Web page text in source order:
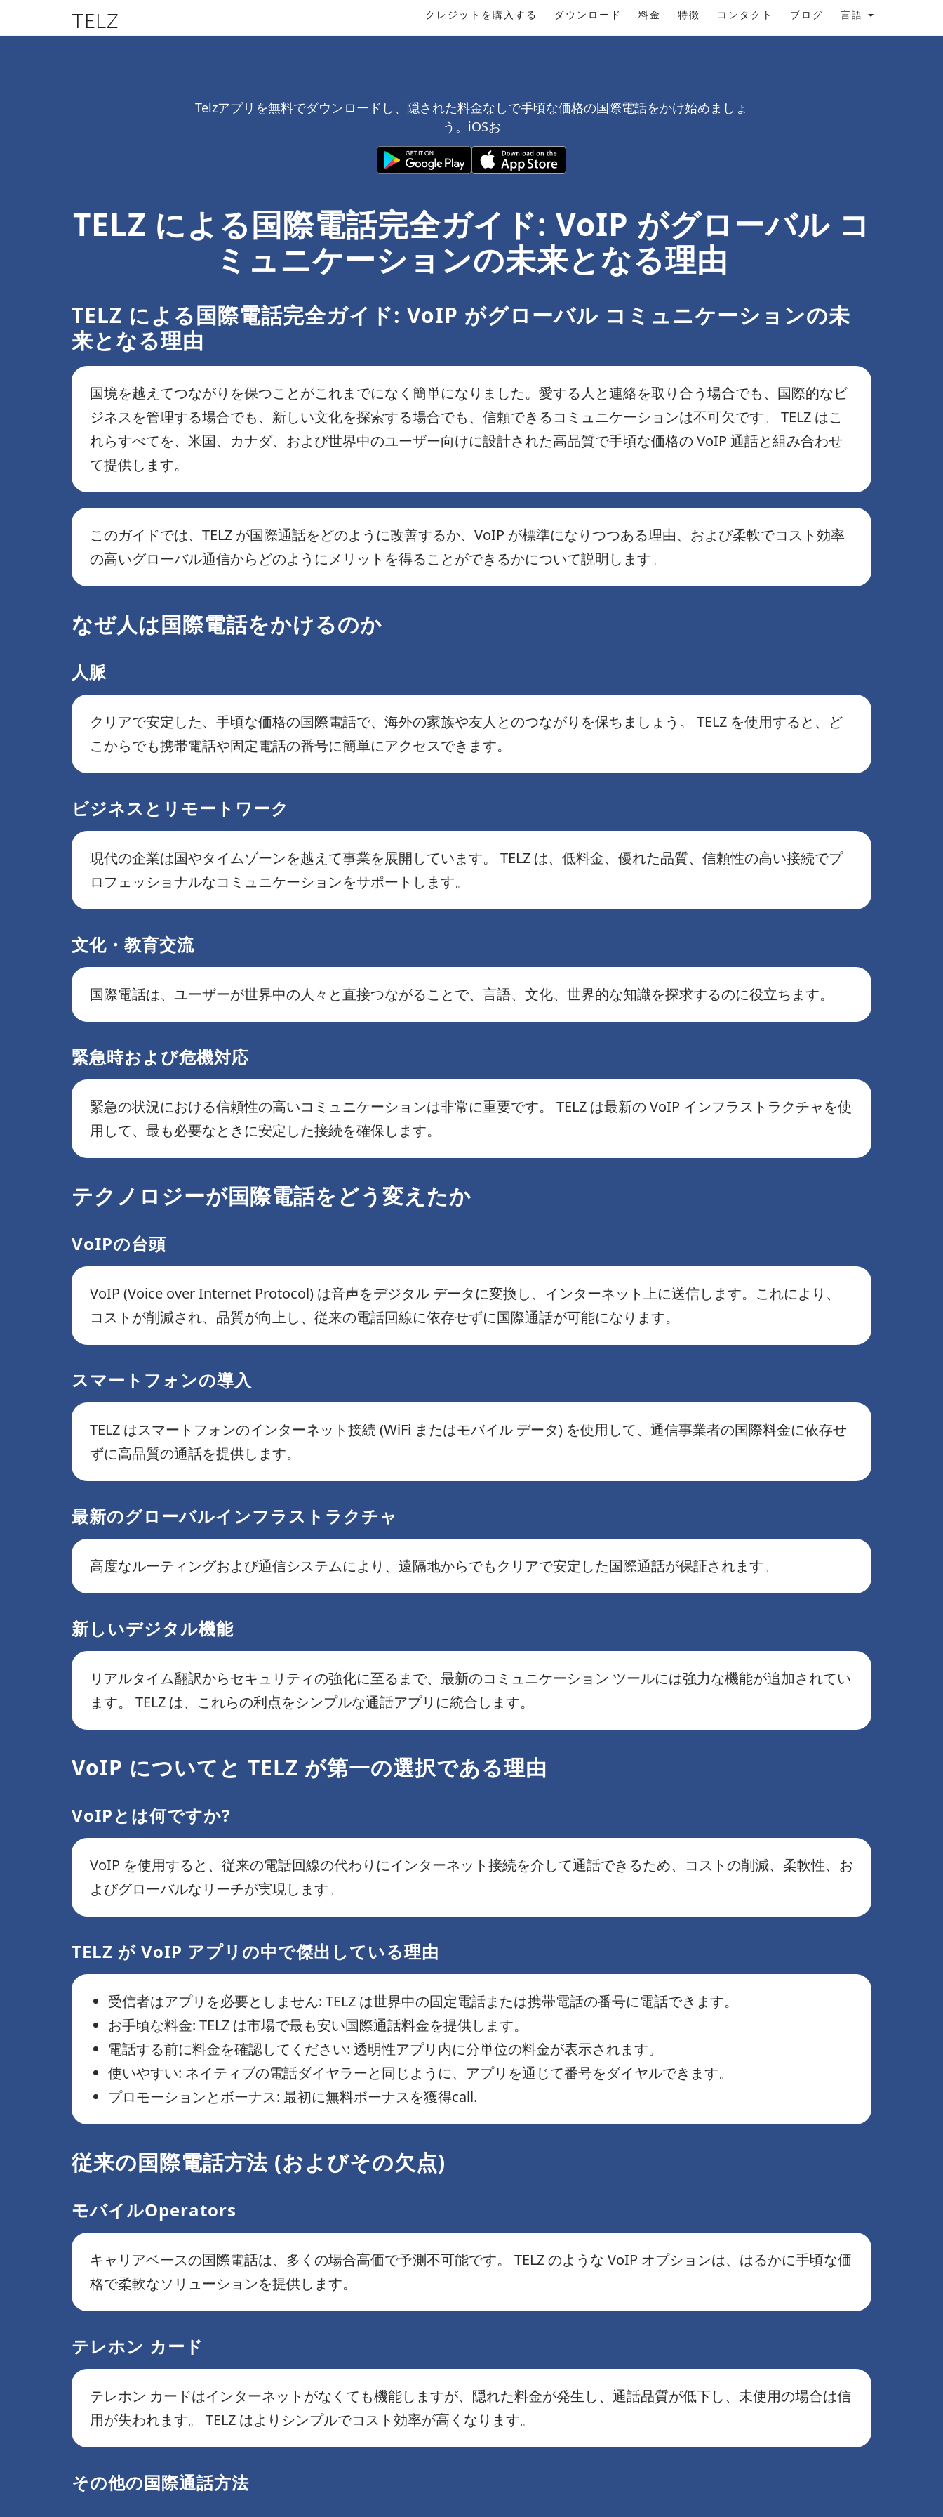
TELZ クレジットを購入する ダウンロード 料金 特徴 コンタクト ブログ 言語
Telzアプリを無料でダウンロードし、隠された料金なしで手頃な価格の国際電話をかけ始めましょ
う。iOSお
TELZ による国際電話完全ガイド: VoIP がグローバル コ
ミュニケーションの未来となる理由
TELZ による国際電話完全ガイド: VoIP がグローバル コミュニケーションの未
来となる理由
国境を越えてつながりを保つことがこれまでになく簡単になりました。愛する人と連絡を取り合う場合でも、国際的なビ
ジネスを管理する場合でも、新しい文化を探索する場合でも、信頼できるコミュニケーションは不可欠です。 TELZ はこ
れらすべてを、米国、カナダ、および世界中のユーザー向けに設計された高品質で手頃な価格の VoIP 通話と組み合わせ
て提供します。
このガイドでは、TELZ が国際通話をどのように改善するか、VoIP が標準になりつつある理由、および柔軟でコスト効率
の高いグローバル通信からどのようにメリットを得ることができるかについて説明します。
なぜ人は国際電話をかけるのか
人脈
クリアで安定した、手頃な価格の国際電話で、海外の家族や友人とのつながりを保ちましょう。 TELZ を使用すると、ど
こからでも携帯電話や固定電話の番号に簡単にアクセスできます。
ビジネスとリモートワーク
現代の企業は国やタイムゾーンを越えて事業を展開しています。 TELZ は、低料金、優れた品質、信頼性の高い接続でプ
ロフェッショナルなコミュニケーションをサポートします。
文化・教育交流
国際電話は、ユーザーが世界中の人々と直接つながることで、言語、文化、世界的な知識を探求するのに役立ちます。
緊急時および危機対応
緊急の状況における信頼性の高いコミュニケーションは非常に重要です。 TELZ は最新の VoIP インフラストラクチャを使
用して、最も必要なときに安定した接続を確保します。
テクノロジーが国際電話をどう変えたか
VoIPの台頭
VoIP (Voice over Internet Protocol) は音声をデジタル データに変換し、インターネット上に送信します。これにより、
コストが削減され、品質が向上し、従来の電話回線に依存せずに国際通話が可能になります。
スマートフォンの導入
TELZ はスマートフォンのインターネット接続 (WiFi またはモバイル データ) を使用して、通信事業者の国際料金に依存せ
ずに高品質の通話を提供します。
最新のグローバルインフラストラクチャ
高度なルーティングおよび通信システムにより、遠隔地からでもクリアで安定した国際通話が保証されます。
新しいデジタル機能
リアルタイム翻訳からセキュリティの強化に至るまで、最新のコミュニケーション ツールには強力な機能が追加されてい
ます。 TELZ は、これらの利点をシンプルな通話アプリに統合します。
VoIP についてと TELZ が第一の選択である理由
VoIPとは何ですか?
VoIP を使用すると、従来の電話回線の代わりにインターネット接続を介して通話できるため、コストの削減、柔軟性、お
よびグローバルなリーチが実現します。
TELZ が VoIP アプリの中で傑出している理由
受信者はアプリを必要としません: TELZ は世界中の固定電話または携帯電話の番号に電話できます。
お手頃な料金: TELZ は市場で最も安い国際通話料金を提供します。
電話する前に料金を確認してください: 透明性アプリ内に分単位の料金が表示されます。
使いやすい: ネイティブの電話ダイヤラーと同じように、アプリを通じて番号をダイヤルできます。
プロモーションとボーナス: 最初に無料ボーナスを獲得call.
従来の国際電話方法 (およびその欠点)
モバイルOperators
キャリアベースの国際電話は、多くの場合高価で予測不可能です。 TELZ のような VoIP オプションは、はるかに手頃な価
格で柔軟なソリューションを提供します。
テレホン カード
テレホン カードはインターネットがなくても機能しますが、隠れた料金が発生し、通話品質が低下し、未使用の場合は信
用が失われます。 TELZ はよりシンプルでコスト効率が高くなります。
その他の国際通話方法